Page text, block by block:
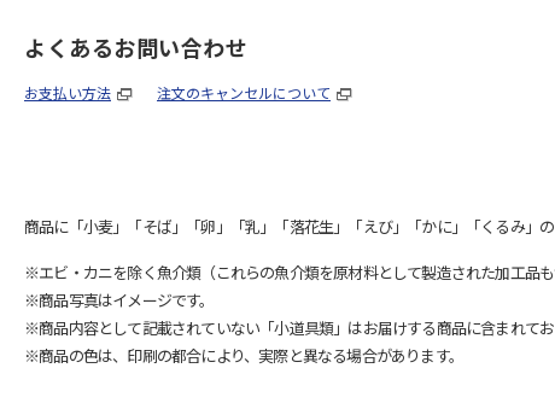
よくあるお問い合わせ
お支払い方法 注文のキャンセルについて
商品に「小麦」「そば」「卵」「乳」「落花生」「えび」「かに」「くるみ」
※エビ・カニを除く魚介類（これらの魚介類を原材料として製造された加工品
※商品写真はイメージです。
※商品内容として記載されていない「小道具類」はお届けする商品に含まれてお
※商品の色は、印刷の都合により、実際と異なる場合があります。